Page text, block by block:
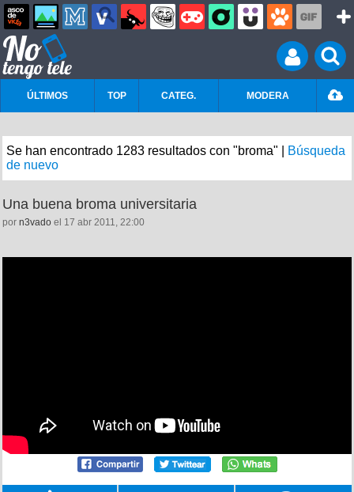
ÚLTIMOS TOP CATEG. MODERA
Se han encontrado 1283 resultados con "broma" |
Búsqueda
de nuevo
Una buena broma universitaria
por n3vado el 17 abr 2011, 22:00